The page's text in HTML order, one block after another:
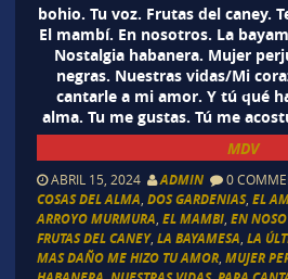
bohio. Tu voz. Frutas del caney.
El mambí. En nosotros. La
Nostalgia habanera. Mujer
negras. Nuestras vidas/Mi
cantarle a mi amor. Y tú qué
alma. Tu me gustas. Tú me
MDV
ABRIL 15, 2024 ADMIN 0
COSAS DEL ALMA DOS GARDENIAS, EL
ARROYO MURMURA EL MAMBI, EN
FRUTAS DEL CANEY, LA BAYAMESA LA
MAS DAÑO ME HIZO TU AMOR, MUJER